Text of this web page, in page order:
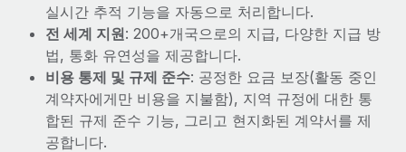
Shootsta가 Remote를 통해 네 개의 시장에서 글로벌
채용을 확장한 방법
비디오 콘텐츠를 활용한 마케팅이 계속해서 인기를 끌면서, 기업들
에게는 흥미롭고 전문적인 비디오 제작이 어느 때보다 중요해졌습
니다. 그러나 대부분의 회사들은 그렇게 높은 품질의...
실시간 추적 기능을 자동으로 처리합니다.
전 세계 지원: 200+개국으로의 지급, 다양한 지급 방
법, 통화 유연성을 제공합니다.
비용 통제 및 규제 준수: 공정한 요금 보장(활동 중인
계약자에게만 비용을 지불함), 지역 규정에 대한 통
합된 규제 준수 기능, 그리고 현지화된 계약서를 제
공합니다.